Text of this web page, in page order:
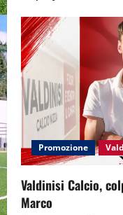
Promozione
Valdinisi Calcio,
Marco